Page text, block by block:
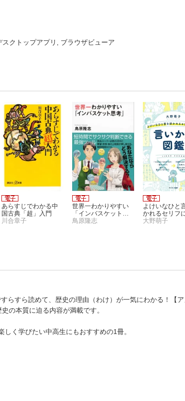
クトップアプリ, ブラウザビューア
あらすじでわかる中
国古典「超」入門
川合章子
世界一わかりやすい
「インバスケット思
考」
鳥原隆志
よけいなひと
かれるセリフ
る言いかえ図鑑
大野萌子
らすら読めて、歴史の理由（わけ）が一気にわかる！【
の本質に迫る内容が満載です。
く学びたい中高生にもおすすめの1冊。